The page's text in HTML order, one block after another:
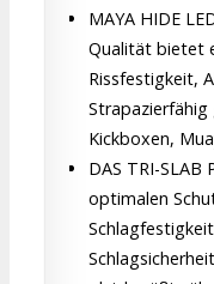
MAYA HIDE
Qualität bietet
Rissfestigkeit,
Kickboxen,
DAS TRI-SLAB
optimalen